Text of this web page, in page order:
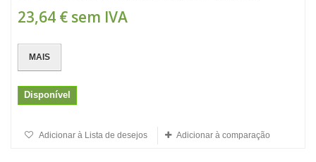
23,64 € sem IVA
MAIS
Disponível
Adicionar à Lista de desejos Adicionar à comparação